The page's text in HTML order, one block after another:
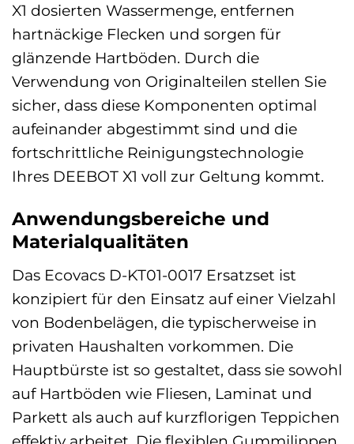
X1 dosierten Wassermenge, entfernen
hartnäckige Flecken und sorgen für
glänzende Hartböden. Durch die
Verwendung von Originalteilen stellen Sie
sicher, dass diese Komponenten optimal
aufeinander abgestimmt sind und die
fortschrittliche Reinigungstechnologie
Ihres DEEBOT X1 voll zur Geltung kommt.
Anwendungsbereiche und
Materialqualitäten
Das Ecovacs D-KT01-0017 Ersatzset ist
konzipiert für den Einsatz auf einer Vielzahl
von Bodenbelägen, die typischerweise in
privaten Haushalten vorkommen. Die
Hauptbürste ist so gestaltet, dass sie sowohl
auf Hartböden wie Fliesen, Laminat und
Parkett als auch auf kurzflorigen Teppichen